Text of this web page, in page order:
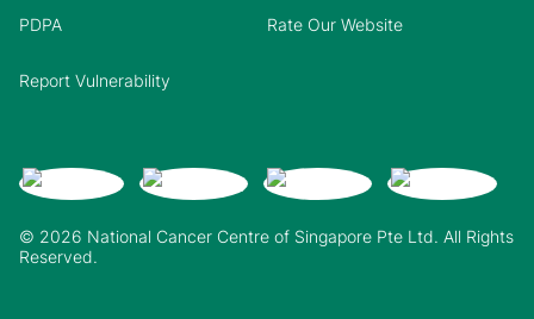
© 2026 National Cancer Centre of Singapore Pte Ltd. All Rights
Reserved.
PDPA Rate Our Website
Report Vulnerability